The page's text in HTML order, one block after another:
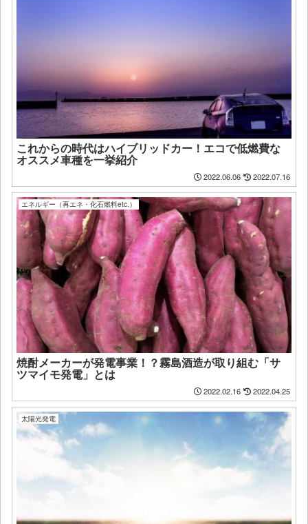
これからの時代はハイブリッドカー！エコで低燃費な
オススメ車種を一挙紹介
2022.06.06 2022.07.16
エネルギー（再エネ・化石燃料etc.）
焼酎メーカーが発電事業！？霧島酒造が取り組む「サ
ツマイモ発電」とは
2022.02.16 2022.04.25
太陽光発電